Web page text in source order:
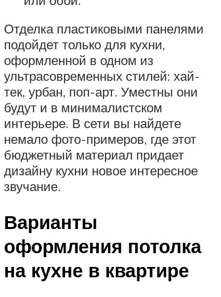
Отделка пластиковыми панелями
подойдет только для кухни,
оформленной в одном из
ультрасовременных стилей: хай-
тек, урбан, поп-арт. Уместны они
будут и в минималистском
интерьере. В сети вы найдете
немало фото-примеров, где этот
бюджетный материал придает
дизайну кухни новое интересное
звучание.
Варианты
оформления потолка
на кухне в квартире